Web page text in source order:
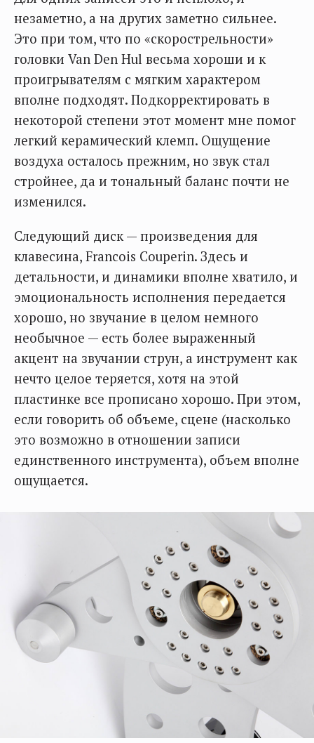
незаметно, а на других заметно сильнее.
Это при том, что по «скорострельности»
головки Van Den Hul весьма хороши и к
проигрывателям с мягким характером
вполне подходят. Подкорректировать в
некоторой степени этот момент мне помог
легкий керамический клемп. Ощущение
воздуха осталось прежним, но звук стал
стройнее, да и тональный баланс почти не
изменился.
Следующий диск — произведения для
клавесина, Francois Couperin. Здесь и
детальности, и динамики вполне хватило, и
эмоциональность исполнения передается
хорошо, но звучание в целом немного
необычное — есть более выраженный
акцент на звучании струн, а инструмент как
нечто целое теряется, хотя на этой
пластинке все прописано хорошо. При этом,
если говорить об объеме, сцене (насколько
это возможно в отношении записи
единственного инструмента), объем вполне
ощущается.